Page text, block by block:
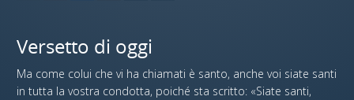
Versetto di oggi
Ma come colui che vi ha chiamati è santo, anche voi siate santi
in tutta la vostra condotta, poiché sta scritto: «Siate santi,